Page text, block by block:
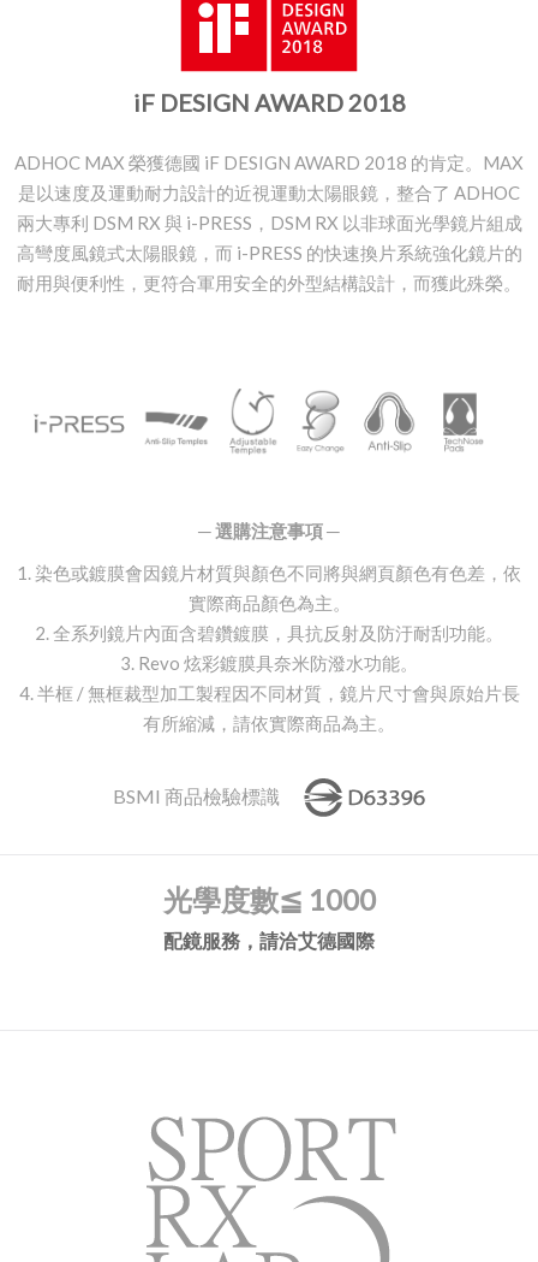
iF DESIGN AWARD 2018
ADHOC MAX 榮獲德國 iF DESIGN AWARD 2018 的肯定。MAX
是以速度及運動耐力設計的近視運動太陽眼鏡，整合了 ADHOC
兩大專利 DSM RX 與 i-PRESS，DSM RX 以非球面光學鏡片組成
高彎度風鏡式太陽眼鏡，而 i-PRESS 的快速換片系統強化鏡片的
耐用與便利性，更符合軍用安全的外型結構設計，而獲此殊榮。
─ 選購注意事項 ─
1. 染色或鍍膜會因鏡片材質與顏色不同將與網頁顏色有色差，依
實際商品顏色為主。
2. 全系列鏡片內面含碧鑽鍍膜，具抗反射及防汙耐刮功能。
3. Revo 炫彩鍍膜具奈米防潑水功能。
4. 半框 / 無框裁型加工製程因不同材質，鏡片尺寸會與原始片長
有所縮減，請依實際商品為主。
BSMI 商品檢驗標識
光學度數≦ 1000
配鏡服務，請洽艾德國際